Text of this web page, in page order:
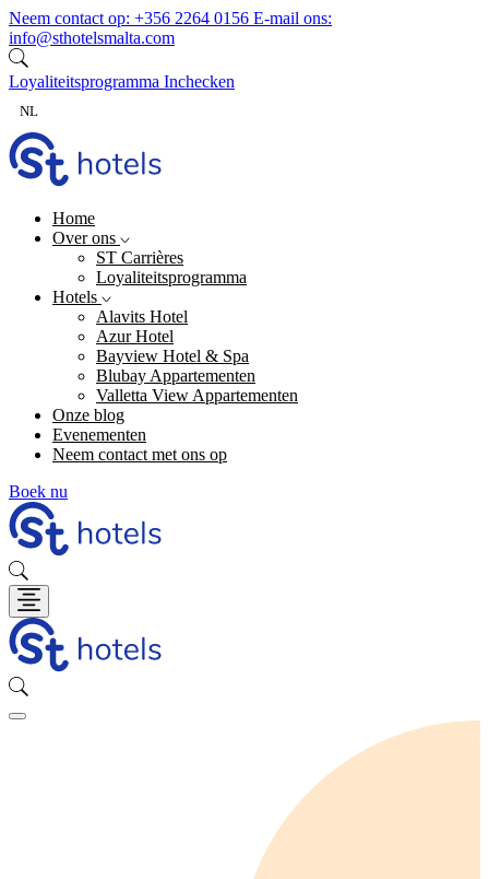
Ga naar inhoud
Neem contact op: +356 2264 0156 E-mail ons:
info@sthotelsmalta.com
Loyaliteitsprogramma Inchecken
NL
Home
Over ons
ST Carrières
Loyaliteitsprogramma
Hotels
Alavits Hotel
Azur Hotel
Bayview Hotel & Spa
Blubay Appartementen
Valletta View Appartementen
Onze blog
Evenementen
Neem contact met ons op
Boek nu